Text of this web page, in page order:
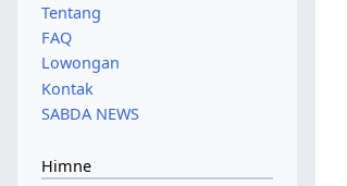
Tentang
FAQ
Lowongan
Kontak
SABDA NEWS
Himne